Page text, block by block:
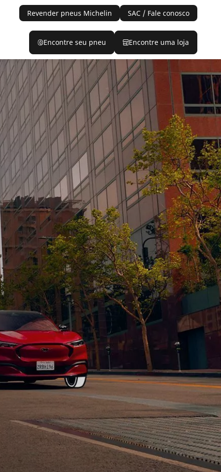
Revender pneus Michelin SAC / Fale conosco
Encontre seu pneu Encontre uma loja